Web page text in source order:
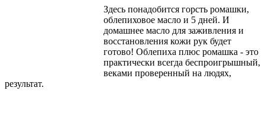
Здесь понадобится горсть ромашки,
облепиховое масло и 5 дней. И
домашнее масло для заживления и
восстановления кожи рук будет
готово! Облепиха плюс ромашка - это
практически всегда беспроигрышный,
веками проверенный на людях,
результат.